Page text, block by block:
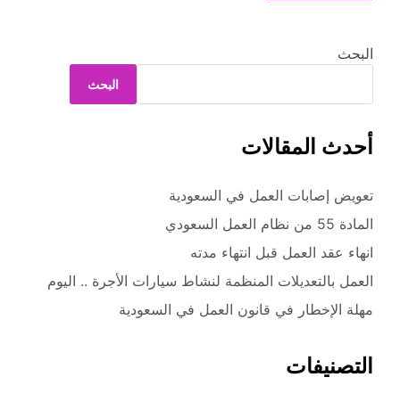
البحث
البحث
أحدث المقالات
تعويض إصابات العمل في السعودية
المادة 55 من نظام العمل السعودي
انهاء عقد العمل قبل انتهاء مدته
العمل بالتعديلات المنظمة لنشاط سيارات الأجرة .. اليوم
مهلة الإخطار في قانون العمل في السعودية
التصنيفات